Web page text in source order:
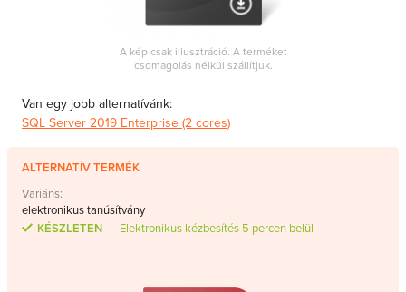
MS Project Server
MS System Center
A kép csak illusztráció. A terméket
csomagolás nélkül szállítjuk.
Van egy jobb alternatívánk:
SQL Server 2019 Enterprise (2 cores)
ALTERNATÍV TERMÉK
Variáns:
elektronikus tanúsítvány
KÉSZLETEN
Elektronikus kézbesítés 5 percen belül